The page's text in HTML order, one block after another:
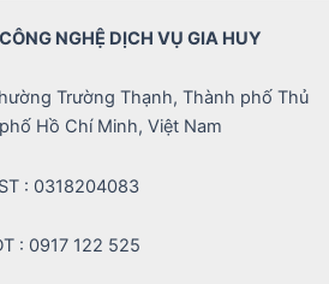
NGHỆ DỊCH VỤ GIA HUY
Trường Thạnh, Thành phố Thủ
Hồ Chí Minh, Việt Nam
: 0318204083
: 0917 122 525